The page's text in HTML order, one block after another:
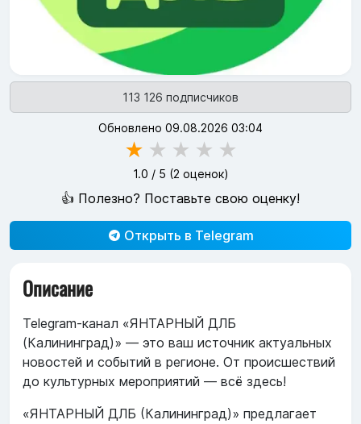
113 126 подписчиков
Обновлено 09.08.2026 03:04
★ ★ ★ ★ ★
1.0 / 5 (2 оценок)
👍 Полезно? Поставьте свою оценку!
Открыть в Telegram
Описание
Telegram-канал «ЯНТАРНЫЙ ДЛБ
(Калининград)» — это ваш источник актуальных
новостей и событий в регионе. От происшествий
до культурных мероприятий — всё здесь!
«ЯНТАРНЫЙ ДЛБ (Калининград)» предлагает